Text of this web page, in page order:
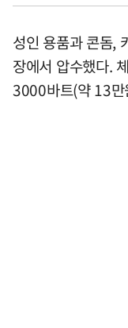
성인 용품과 콘돔,
장에서 압수했다.
3000바트(약 13만